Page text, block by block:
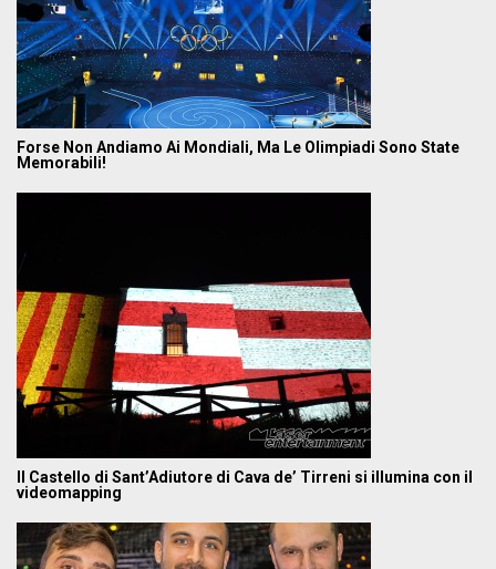
Forse Non Andiamo Ai Mondiali, Ma Le Olimpiadi Sono State
Memorabili!
Il Castello di Sant’Adiutore di Cava de’ Tirreni si illumina con il
videomapping